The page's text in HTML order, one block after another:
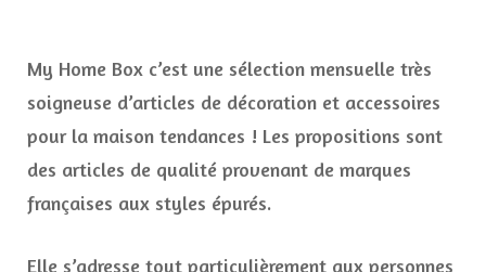
My Home Box c’est une sélection mensuelle très
soigneuse d’articles de décoration et accessoires
pour la maison tendances ! Les propositions sont
des articles de qualité provenant de marques
françaises aux styles épurés.
Elle s’adresse tout particulièrement aux personnes